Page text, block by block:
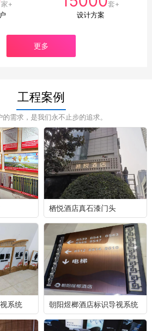
家+
套+
设计方案
更多
工程案例
的需求，是我们永不止步的追求。
栖悦酒店真石漆门头
系统 朝阳煜榔酒店标识导视系统